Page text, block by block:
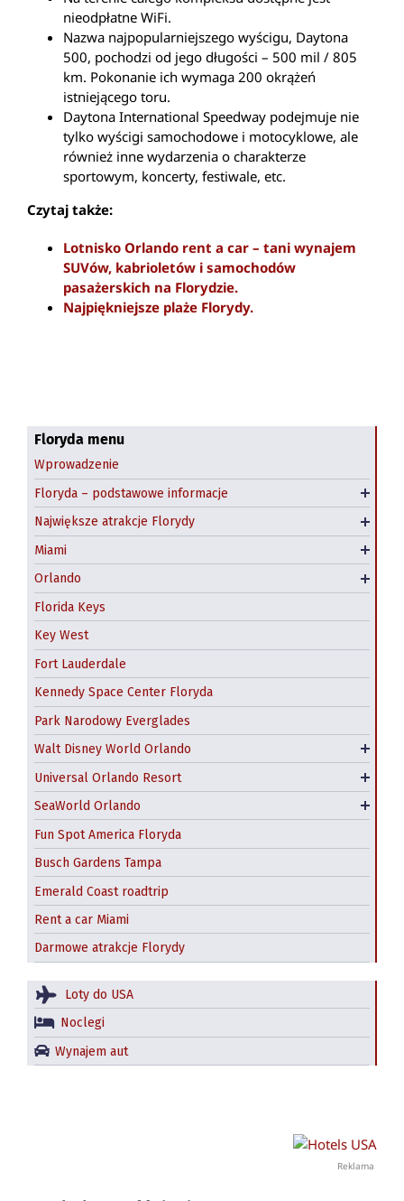
nieodpłatne WiFi.
Nazwa najpopularniejszego wyścigu, Daytona
500, pochodzi od jego długości – 500 mil / 805
km. Pokonanie ich wymaga 200 okrążeń
istniejącego toru.
Daytona International Speedway podejmuje nie
tylko wyścigi samochodowe i motocyklowe, ale
również inne wydarzenia o charakterze
sportowym, koncerty, festiwale, etc.
Czytaj także:
Lotnisko Orlando rent a car – tani wynajem
SUVów, kabrioletów i samochodów
pasażerskich na Florydzie.
Najpiękniejsze plaże Florydy.
Floryda menu
Wprowadzenie
Floryda – podstawowe informacje
Klimat Florydy
Floryda - kiedy jechać?
Polonia na Florydzie
Największe atrakcje Florydy
Najpiękniejsze plaże Florydy
Niecodzienne atrakcje Florydy
Parki narodowe i rezerwaty przyrody
Big Cat Rescue, Tampa
Miami
Downtown Miami
Little Havana, Miami
South Beach
Hotele w Miami
Orlando
Darmowe atrakcje Orlando
Kissimmee
Florida Keys
Key West
Fort Lauderdale
Kennedy Space Center Floryda
Park Narodowy Everglades
Walt Disney World Orlando
Magic Kingdom
Epcot
Animal Kingdom
Hollywood Studios
Tańsze bilety do Disney World i Universal Orlando
– gdzie kupić?
Parki wodne Disneya
Universal Orlando Resort
Universal Studios Florida
Islands of Adventure
Universal CitiWalk
Volcano Bay
SeaWorld Orlando
Aquatica Orlando
Discovery Cove
Fun Spot America Floryda
Busch Gardens Tampa
Emerald Coast roadtrip
Rent a car Miami
Darmowe atrakcje Florydy
Loty do USA
Noclegi
Wynajem aut
Reklama